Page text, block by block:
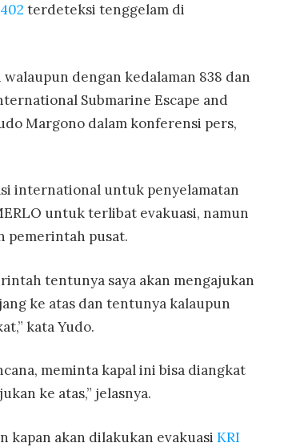
terdeteksi tenggelam di
dengan kedalaman 838 dan
Submarine Escape and
Margono dalam konferensi pers,
international untuk penyelamatan
untuk terlibat evakuasi, namun
pemerintah pusat.
tentunya saya akan mengajukan
ke atas dan tentunya kalaupun
kata Yudo.
meminta kapal ini bisa diangkat
ke atas,” jelasnya.
kapan akan dilakukan evakuasi KRI